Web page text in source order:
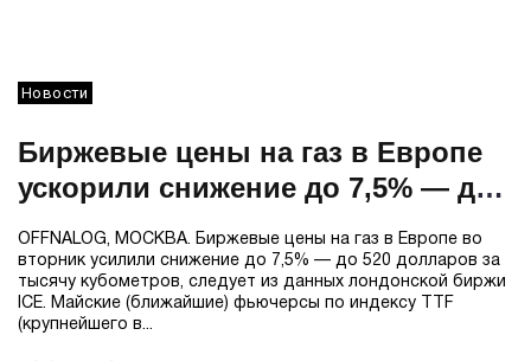
Новости
Биржевые цены на газ в Европе
ускорили снижение до 7,5% — до
$520 за тыс кубометров
OFFNALOG, МОСКВА. Биржевые цены на газ в Европе во
вторник усилили снижение до 7,5% — до 520 долларов за
тысячу кубометров, следует из данных лондонской биржи
ICE. Майские (ближайшие) фьючерсы по индексу TTF
(крупнейшего в...